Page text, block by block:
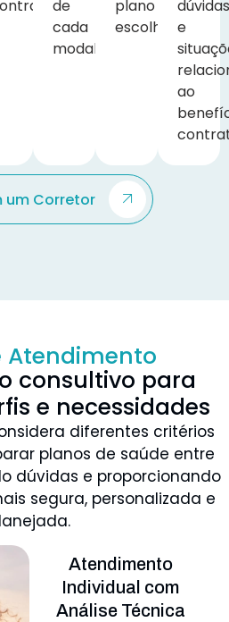
de
cada
modalidade.
plano
escolhido.
dúvidas
e
ao
um Corretor
Atendimento
consultivo para
e necessidades
diferentes critérios
planos de saúde entre
dúvidas e proporcionando
segura, personalizada e
Atendimento
Individual com
Análise Técnica